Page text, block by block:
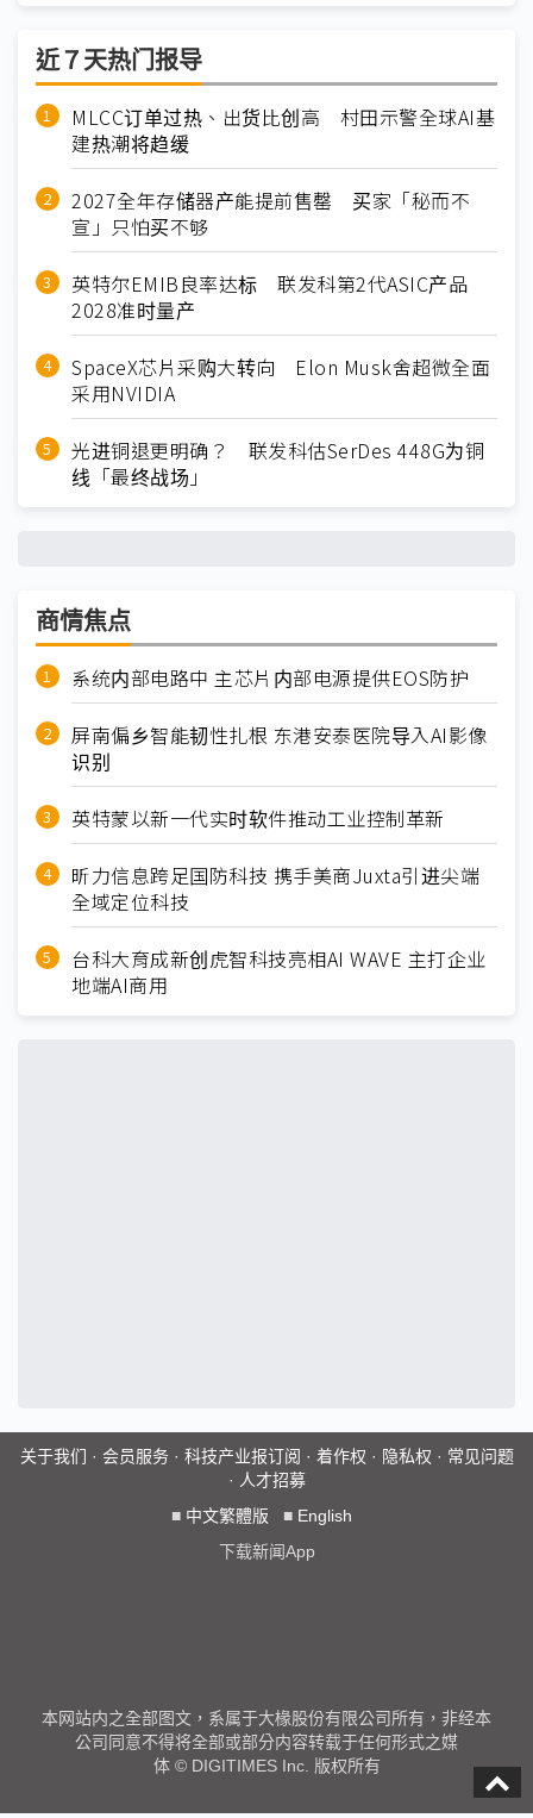
近７天热门报导
MLCC订单过热、出货比创高 村田示警全球AI基
建热潮将趋缓
2027全年存储器产能提前售罄 买家「秘而不
宣」只怕买不够
英特尔EMIB良率达标 联发科第2代ASIC产品
2028准时量产
SpaceX芯片采购大转向 Elon Musk舍超微全面
采用NVIDIA
光进铜退更明确？ 联发科估SerDes 448G为铜
线「最终战场」
商情焦点
系统内部电路中 主芯片内部电源提供EOS防护
屏南偏乡智能韧性扎根 东港安泰医院导入AI影像
识别
英特蒙以新一代实时软件推动工业控制革新
昕力信息跨足国防科技 携手美商Juxta引进尖端
全域定位科技
台科大育成新创虎智科技亮相AI WAVE 主打企业
地端AI商用
关于我们 · 会员服务· 科技产业报订阅 · 着作权 · 隐私权 · 常见问题
· 人才招募
■ 中文繁體版 ■ English
下载新闻App
本网站内之全部图文，系属于大椽股份有限公司所有，非经本
公司同意不得将全部或部分内容转载于任何形式之媒
体 © DIGITIMES Inc. 版权所有